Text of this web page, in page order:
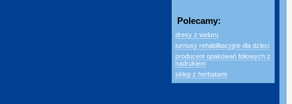
Polecamy:
dresy z weluru
turnusy rehabilitacyjne dla dzieci
producent opakowań foliowych z
nadrukiem
sklep z herbatami